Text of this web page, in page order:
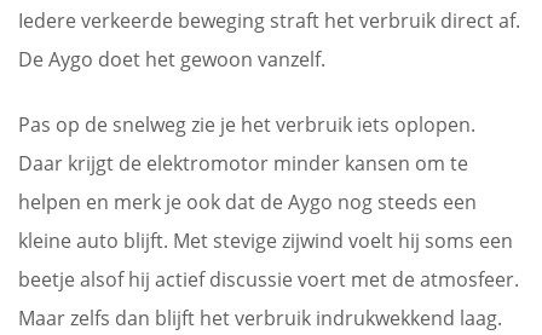
Iedere verkeerde beweging straft het verbruik direct af.
De Aygo doet het gewoon vanzelf.
Pas op de snelweg zie je het verbruik iets oplopen.
Daar krijgt de elektromotor minder kansen om te
helpen en merk je ook dat de Aygo nog steeds een
kleine auto blijft. Met stevige zijwind voelt hij soms een
beetje alsof hij actief discussie voert met de atmosfeer.
Maar zelfs dan blijft het verbruik indrukwekkend laag.